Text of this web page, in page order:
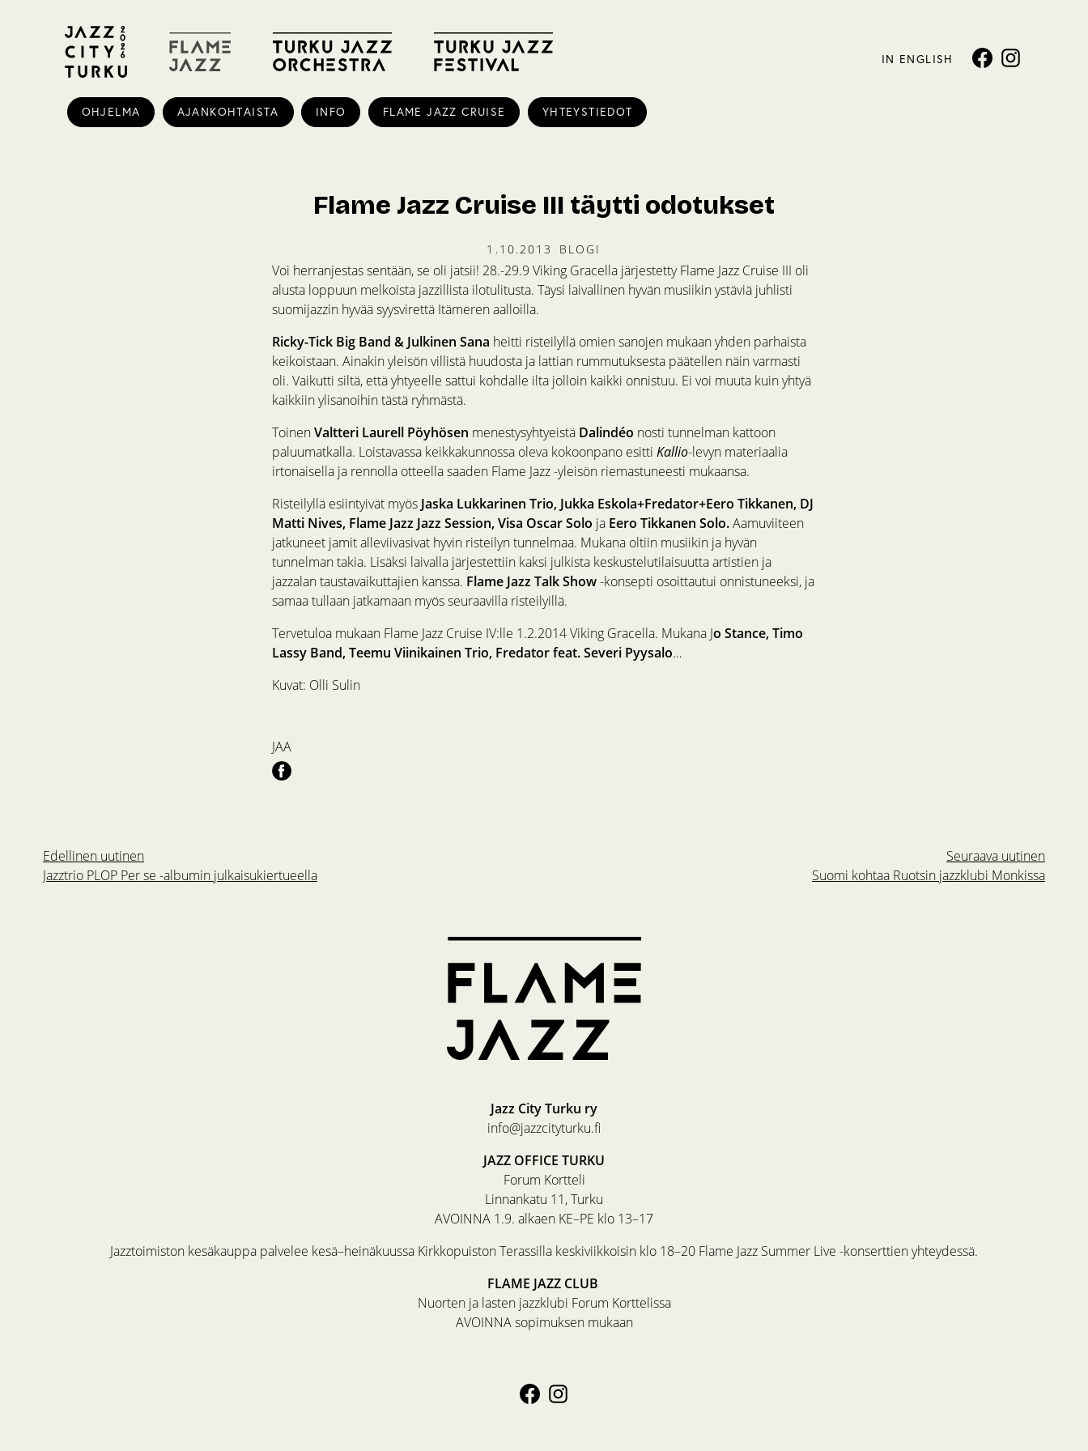
IN ENGLISH
OHJELMA AJANKOHTAISTA INFO FLAME JAZZ CRUISE YHTEYSTIEDOT
Flame Jazz Cruise III täytti odotukset
1.10.2013 BLOGI
Voi herranjestas sentään, se oli jatsii! 28.-29.9 Viking Gracella järjestetty Flame Jazz Cruise III oli
alusta loppuun melkoista jazzillista ilotulitusta. Täysi laivallinen hyvän musiikin ystäviä juhlisti
suomijazzin hyvää syysvirettä Itämeren aalloilla.
Ricky-Tick Big Band & Julkinen Sana heitti risteilyllä omien sanojen mukaan yhden parhaista
keikoistaan. Ainakin yleisön villistä huudosta ja lattian rummutuksesta päätellen näin varmasti
oli. Vaikutti siltä, että yhtyeelle sattui kohdalle ilta jolloin kaikki onnistuu. Ei voi muuta kuin yhtyä
kaikkiin ylisanoihin tästä ryhmästä.
ToinenValtteri Laurell Pöyhösen menestysyhtyeistä Dalindéo nosti tunnelman kattoon
paluumatkalla. Loistavassa keikkakunnossa oleva kokoonpano esitti Kallio-levyn materiaalia
irtonaisella ja rennolla otteella saaden Flame Jazz -yleisön riemastuneesti mukaansa.
Risteilyllä esiintyivät myös Jaska Lukkarinen Trio, Jukka Eskola+Fredator+Eero Tikkanen, DJ
Matti Nives, Flame Jazz Jazz Session, Visa Oscar Solo ja Eero Tikkanen Solo.Aamuviiteen
jatkuneet jamit alleviivasivat hyvin risteilyn tunnelmaa. Mukana oltiin musiikin ja hyvän
tunnelman takia. Lisäksi laivalla järjestettiin kaksi julkista keskustelutilaisuutta artistien ja
jazzalan taustavaikuttajien kanssa. Flame Jazz Talk Show-konsepti osoittautui onnistuneeksi, ja
samaa tullaan jatkamaan myös seuraavilla risteilyillä.
Tervetuloa mukaan Flame Jazz Cruise IV:lle 1.2.2014 Viking Gracella. Mukana Jo Stance, Timo
Lassy Band, Teemu Viinikainen Trio, Fredator feat. Severi Pyysalo…
Kuvat: Olli Sulin
JAA
Seuraava uutinen
Suomi kohtaa Ruotsin jazzklubi Monkissa
Edellinen uutinen
Jazztrio PLOP Per se -albumin julkaisukiertueella
Jazz City Turku ry
info@jazzcityturku.fi
JAZZ OFFICE TURKU
Forum Kortteli
Linnankatu 11, Turku
AVOINNA 1.9. alkaen KE–PE klo 13–17
Jazztoimiston kesäkauppa palvelee kesä–heinäkuussa Kirkkopuiston Terassilla keskiviikkoisin klo 18–20 Flame Jazz Summer Live -konserttien yhteydessä.
FLAME JAZZ CLUB
Nuorten ja lasten jazzklubi Forum Korttelissa
AVOINNA sopimuksen mukaan